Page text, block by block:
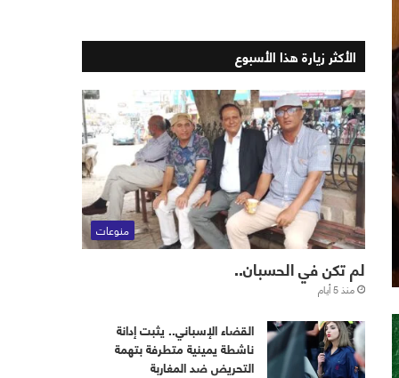
الأكثر زيارة هذا الأسبوع
منوعات
لم تكن في الحسبان..
منذ 5 أيام
القضاء الإسباني.. يثبت إدانة
ناشطة يمينية متطرفة بتهمة
التحريض ضد المغاربة